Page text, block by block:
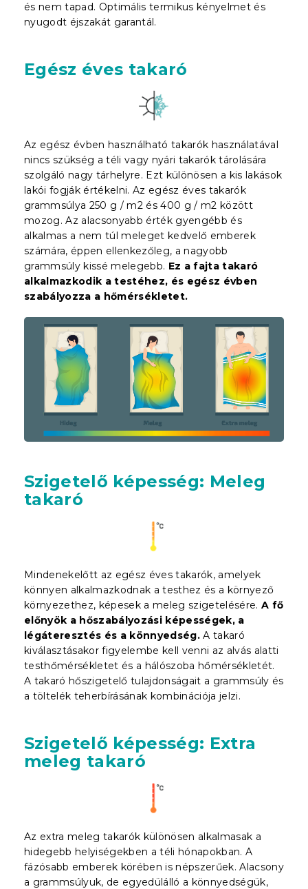
és nem tapad. Optimális termikus kényelmet és
nyugodt éjszakát garantál.
Egész éves takaró
Az egész évben használható takarók használatával
nincs szükség a téli vagy nyári takarók tárolására
szolgáló nagy tárhelyre. Ezt különösen a kis lakások
lakói fogják értékelni. Az egész éves takarók
grammsúlya 250 g / m2 és 400 g / m2 között
mozog. Az alacsonyabb érték gyengébb és
alkalmas a nem túl meleget kedvelő emberek
számára, éppen ellenkezőleg, a nagyobb
grammsúly kissé melegebb. Ez a fajta takaró
alkalmazkodik a testéhez, és egész évben
szabályozza a hőmérsékletet.
Szigetelő képesség: Meleg
takaró
Mindenekelőtt az egész éves takarók, amelyek
könnyen alkalmazkodnak a testhez és a környező
környezethez, képesek a meleg szigetelésére.A fő
előnyök a hőszabályozási képességek, a
légáteresztés és a könnyedség. A takaró
kiválasztásakor figyelembe kell venni az alvás alatti
testhőmérsékletet és a hálószoba hőmérsékletét.
A takaró hőszigetelő tulajdonságait a grammsúly és
a töltelék teherbírásának kombinációja jelzi.
Szigetelő képesség: Extra
meleg takaró
Az extra meleg takarók különösen alkalmasak a
hidegebb helyiségekben a téli hónapokban. A
fázósabb emberek körében is népszerűek. Alacsony
a grammsúlyuk, de egyedülálló a könnyedségük,